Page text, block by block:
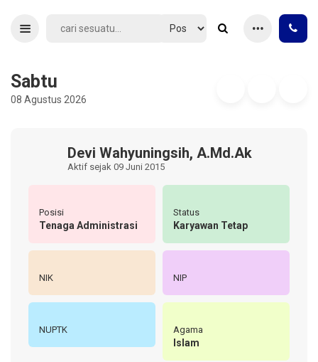
Sabtu
08 Agustus 2026
Devi Wahyuningsih, A.Md.Ak
Aktif sejak 09 Juni 2015
Posisi
Tenaga Administrasi
Status
Karyawan Tetap
NIK NIP
NUPTK Agama
Islam